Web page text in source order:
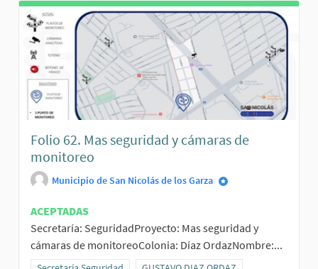
Folio 62. Mas seguridad y cámaras de
monitoreo
Municipio de San Nicolás de los Garza
ACEPTADAS
Secretaría: SeguridadProyecto: Mas seguridad y
cámaras de monitoreoColonia: Díaz OrdazNombre:...